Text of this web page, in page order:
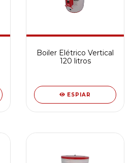
Boiler Elétrico Vertical
120 litros
ESPIAR